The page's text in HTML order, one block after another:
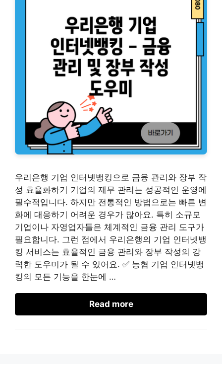
우리은행 기업 인터넷뱅킹으로 금융 관리와 장부 작
성 효율화하기 기업의 재무 관리는 성공적인 운영에
필수적입니다. 하지만 전통적인 방법으로는 빠른 변
화에 대응하기 어려운 경우가 많아요. 특히 소규모
기업이나 자영업자들은 체계적인 금융 관리 도구가
필요합니다. 그런 점에서 우리은행의 기업 인터넷뱅
킹 서비스는 효율적인 금융 관리와 장부 작성의 강
력한 도우미가 될 수 있어요. ✅ 농협 기업 인터넷뱅
킹의 모든 기능을 한눈에 …
Read more